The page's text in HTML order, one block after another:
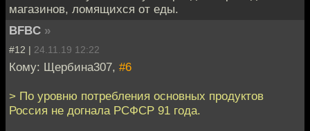
магазинов, ломящихся от еды.
BFBC »
#12 | 24.11.19 12:22
Кому: Щербина307, #6
> По уровню потребления основных продуктов
Россия не догнала РСФСР 91 года.